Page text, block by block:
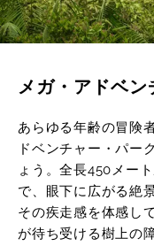
メガ・アドベ
あらゆる年齢の冒険
ドベンチャー・パー
ょう。全長450メー
で、眼下に広がる絶
その疾走感を体感し
が待ち受ける樹上の